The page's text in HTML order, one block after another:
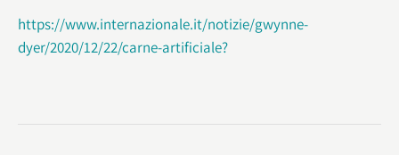
https://www.internazionale.it/notizie/gwynne-
dyer/2020/12/22/carne-artificiale?